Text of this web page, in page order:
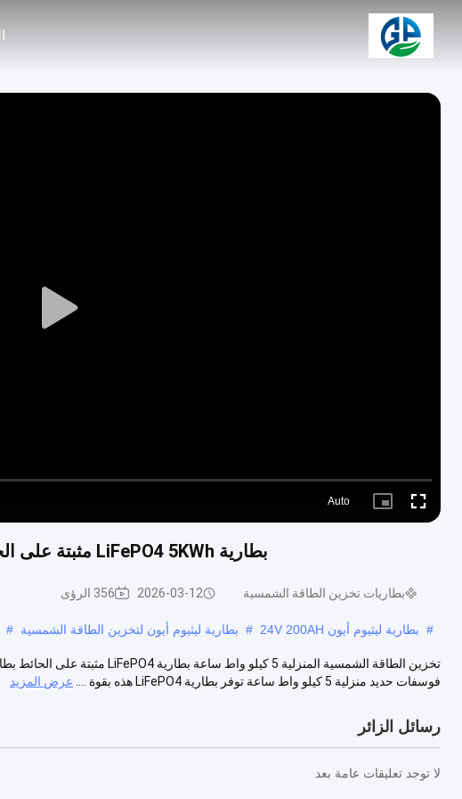
Play
Auto
Picture- Fullscreen
بطارية LiFePO4 5KWh مثبتة على الحائط 51.2V 100Ah لتخزين الطاقة الشمسية
بطاريات تخزين الطاقة الشمسية 2026-03-12 356 الرؤى
# بطارية ليثيوم أيون 24V 200AH # بطارية ليثيوم أيون لتخزين الطاقة الشمسية #
فوسفات حديد منزلية 5 كيلو واط ساعة توفر بطارية LiFePO4 هذه بقوة ....
عرض المزيد
رسائل الزائر
لا توجد تعليقات عامة بعد